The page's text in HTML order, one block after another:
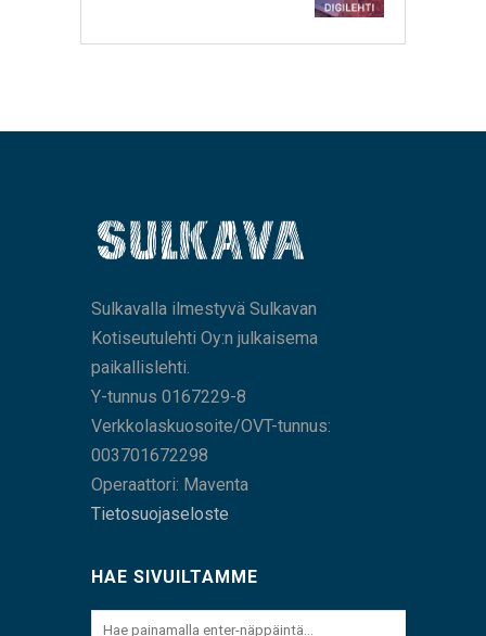
Sulkavalla ilmestyvä Sulkavan
Kotiseutulehti Oy:n julkaisema
paikallislehti.
Y-tunnus 0167229-8
Verkkolaskuosoite/OVT-tunnus:
003701672298
Operaattori: Maventa
Tietosuojaseloste
HAE SIVUILTAMME